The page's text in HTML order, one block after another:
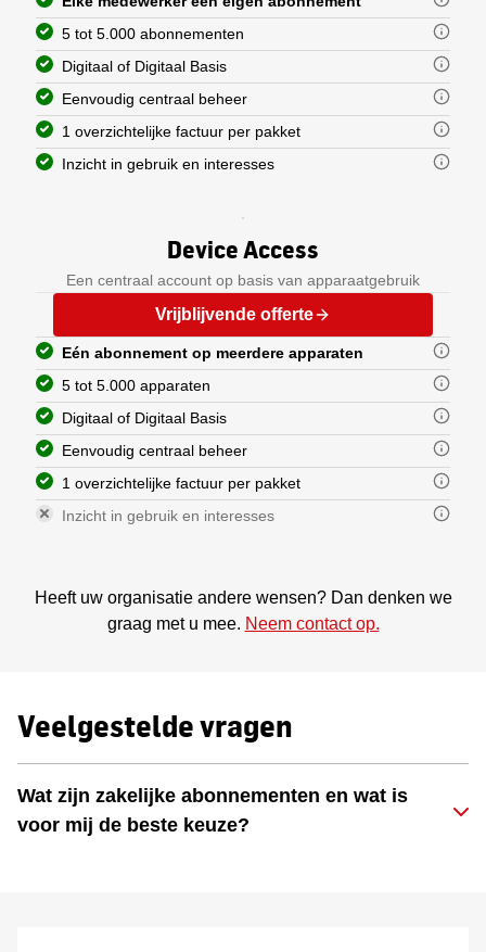
5 tot 5.000 abonnementen
Digitaal of Digitaal Basis
Eenvoudig centraal beheer
1 overzichtelijke factuur per pakket
Inzicht in gebruik en interesses
Device Access
Een centraal account op basis van apparaatgebruik
Vrijblijvende offerte
Eén abonnement op meerdere apparaten
5 tot 5.000 apparaten
Digitaal of Digitaal Basis
Digitaal
Elke medewerker heeft
Ook leest elke medewerker
Daarnaast krijgt elke
Digitaal Basis
Elke medewerker heeft
Eenvoudig centraal beheer
Eindgebruikers verwijderen
Inzien hoeveel
Inzien welk(e) pakket(ten)
1 overzichtelijke factuur per pakket
Werkt u met Peppol? Dan werkt
Inzicht in gebruik en interesses
Heeft uw organisatie andere wensen? Dan denken we
graag met u mee. Neem contact op.
Veelgestelde vragen
Wat zijn zakelijke abonnementen en wat is
voor mij de beste keuze?